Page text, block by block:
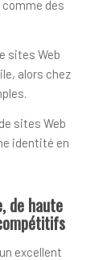
des
sites Web
alors chez
sites Web
identité en
de haute
excellent